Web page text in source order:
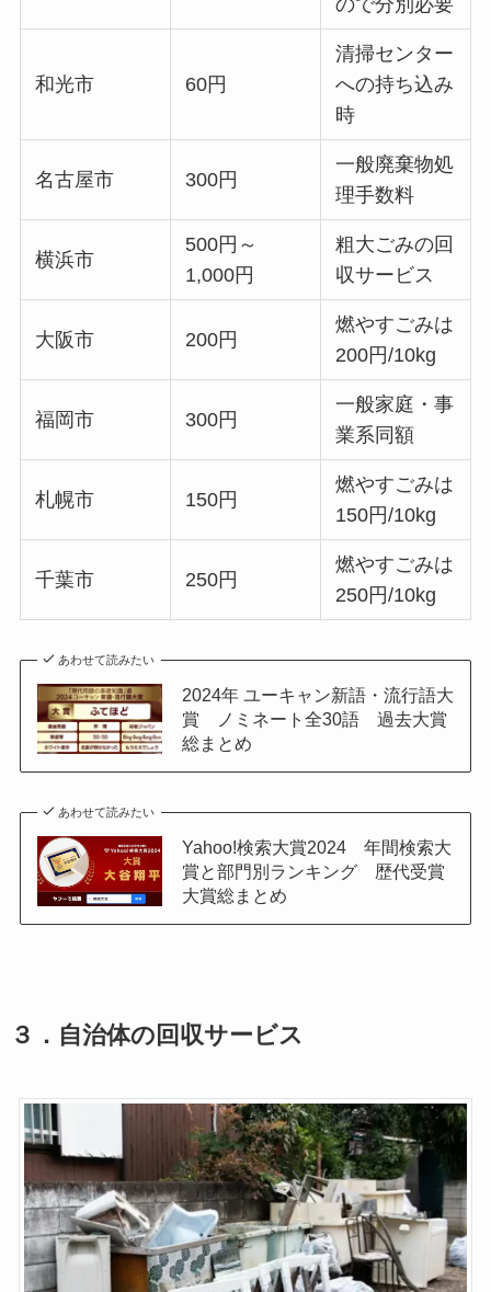
ので分別必要
和光市 60円
清掃センター
への持ち込み
時
名古屋市 300円
一般廃棄物処
理手数料
横浜市
500円～
1,000円
粗大ごみの回
収サービス
大阪市 200円
燃やすごみは
200円/10kg
福岡市 300円
一般家庭・事
業系同額
札幌市 150円
燃やすごみは
150円/10kg
千葉市 250円
燃やすごみは
250円/10kg
あわせて読みたい
2024年 ユーキャン新語・流行語大
賞 ノミネート全30語 過去大賞
総まとめ
あわせて読みたい
Yahoo!検索大賞2024 年間検索大
賞と部門別ランキング 歴代受賞
大賞総まとめ
３．自治体の回収サービス